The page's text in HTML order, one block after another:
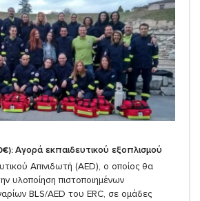
Αγορά εκπαιδευτικού εξοπλισμού
Απινιδωτή (AED), ο οποίος θα
υλοποίηση πιστοποιημένων
BLS/AED του ERC, σε ομάδες